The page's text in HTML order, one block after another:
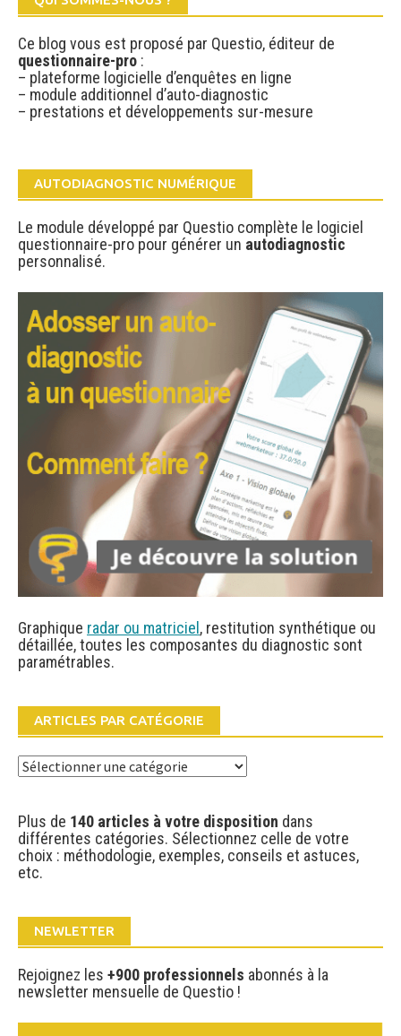
Ce blog vous est proposé par Questio, éditeur de
questionnaire-pro :
– plateforme logicielle d’enquêtes en ligne
– module additionnel d’auto-diagnostic
– prestations et développements sur-mesure
AUTODIAGNOSTIC NUMÉRIQUE
Le module développé par Questio complète le logiciel
questionnaire-pro pour générer un autodiagnostic
personnalisé.
Graphique radar ou matriciel, restitution synthétique ou
détaillée, toutes les composantes du diagnostic sont
paramétrables.
ARTICLES PAR CATÉGORIE
Articles
Plus de 140 articles à votre disposition dans
différentes catégories. Sélectionnez celle de votre
choix : méthodologie, exemples, conseils et astuces,
etc.
NEWLETTER
Rejoignez les +900 professionnels abonnés à la
newsletter mensuelle de Questio !